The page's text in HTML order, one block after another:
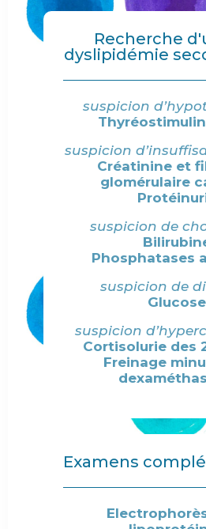
Recherche
dyslipidémie
suspicion
suspicion
Créatinine et
glomérulaire
suspicion de
Phosphatases
suspicion de
Glucose
suspicion
Cortisolurie des
Freinage
Examens